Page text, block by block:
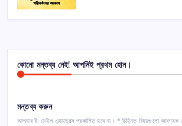
কোনো মন্তব্য নেই! আপনিই প্রথম হোন।
মন্তব্য করুন
আপনার ই-মেইল এ্যাড্রেস প্রকাশিত হবে না। * চিহ্নিত বিষয়গুলো আবশ্যক।